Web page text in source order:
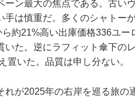
ン最大の焦点である。古い
は慎重だ。多くのシャトー
約21%高い出庫価格336ユー
いた。逆にラフィット傘下の
置いた。品質は申し分ない。
が2025年の右岸を巡る旅の